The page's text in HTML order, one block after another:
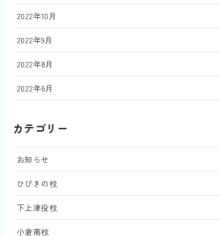
2022年10月
2022年9月
2022年8月
2022年6月
カテゴリー
お知らせ
ひびきの校
下上津役校
小倉南校